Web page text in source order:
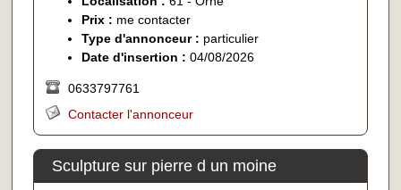
Prix : me contacter
Type d'annonceur : particulier
Date d'insertion :04/08/2026
0633797761
Contacter l'annonceur
Sculpture sur pierre d un moine